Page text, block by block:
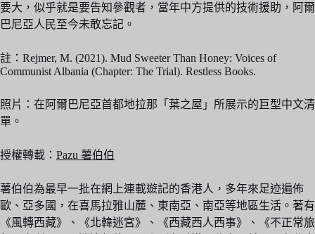
要大，似乎就是要告知參觀者，當年中方提供的技術援助，阿爾
巴尼亞人民至今未敢忘記。
註：Rejmer, M. (2021). Mud Sweeter Than Honey: Voices of
Communist Albania (Chapter: The Trial). Restless Books.
照片：在阿爾巴尼亞首都地拉那「葉之屋」所展示的巨型中文清
單。
授權轉載： Pazu 薯伯伯
薯伯伯為最早一批在網上連載遊記的香港人，多年來足迹遍佈
歐、亞多國，在喜馬拉雅山麓、東南亞、南亞等地區生活。著有
《風轉西藏》、《北韓迷宮》、《西藏西人西事》、《不正常旅